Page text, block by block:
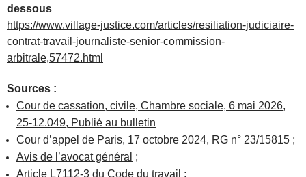
dessous
https://www.village-justice.com/articles/resiliation-judiciaire-
contrat-travail-journaliste-senior-commission-
arbitrale,57472.html
Sources :
Cour de cassation, civile, Chambre sociale, 6 mai 2026,
25-12.049, Publié au bulletin
Cour d’appel de Paris, 17 octobre 2024, RG n° 23/15815 ;
Avis de l’avocat général ;
Article L7112-3 du Code du travail ;